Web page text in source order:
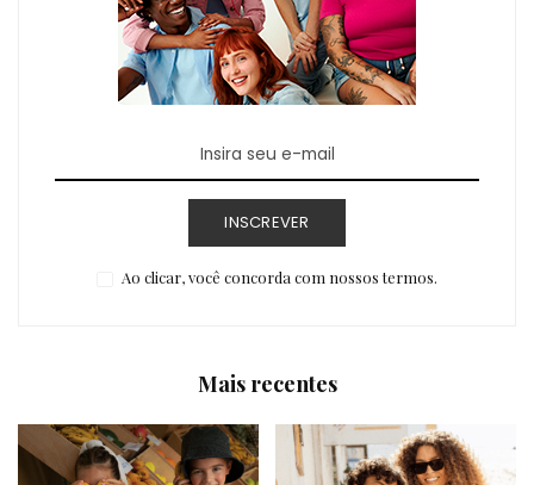
INSCREVER
Ao clicar, você concorda com nossos termos.
Mais recentes